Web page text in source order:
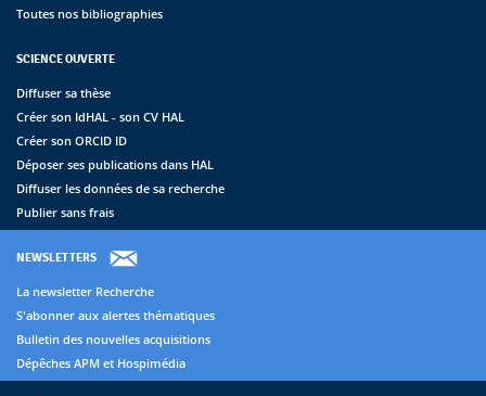
Toutes nos bibliographies
SCIENCE OUVERTE
Diffuser sa thèse
Créer son IdHAL - son CV HAL
Créer son ORCID ID
Déposer ses publications dans HAL
Diffuser les données de sa recherche
Publier sans frais
NEWSLETTERS
La newsletter Recherche
S'abonner aux alertes thématiques
Bulletin des nouvelles acquisitions
Dépêches APM et Hospimédia